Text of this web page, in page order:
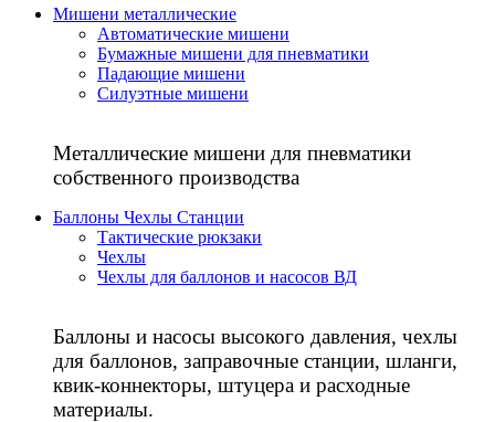
Мишени металлические
Автоматические мишени
Бумажные мишени для пневматики
Падающие мишени
Силуэтные мишени
Металлические мишени для пневматики
собственного производства
Баллоны Чехлы Станции
Тактические рюкзаки
Чехлы
Чехлы для баллонов и насосов ВД
Баллоны и насосы высокого давления, чехлы
для баллонов, заправочные станции, шланги,
квик-коннекторы, штуцера и расходные
материалы.